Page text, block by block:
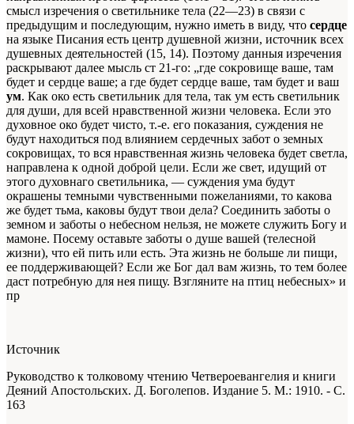
смысл изречения о светильнике тела (22—23) в связи с
предыдущим и последующим, нужно иметь в виду, что сердце
на языке Писания есть центр душевной жизни, источник всех
душевных деятельностей (15, 14). Поэтому данныя изречения
раскрывают далее мысль ст 21-го: „где сокровище ваше, там
будет и сердце ваше; а где будет сердце ваше, там будет и ваш
ум. Как око есть светильник для тела, так ум есть светильник
для души, для всей нравственной жизни человека. Если это
духовное око будет чисто, т.-е. его показания, суждения не
будут находиться под влиянием сердечных забот о земных
сокровищах, то вся нравственная жизнь человека будет светла,
направлена к одной доброй цели. Если же свет, идущий от
этого духовнаго светильника, — суждения ума будут
окрашены темными чувственными пожеланиями, то какова
же будет тьма, каковы будут твои дела? Соединить заботы о
земном и заботы о небесном нельзя, не можете служить Богу и
мамоне. Посему оставьте заботы о душе вашей (телесной
жизни), что ей пить или есть. Эта жизнь не больше ли пищи,
ее поддерживающей? Если же Бог дал вам жизнь, то тем более
даст потребную для нея пищу. Взгляните на птиц небесных» и
пр
Источник
Руководство к толковому чтению Четвероевангелия и книги
Деяний Апостольских. Д. Боголепов. Издание 5. М.: 1910. - С.
163